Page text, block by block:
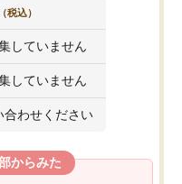
（税込）
していません
していません
合わせください
からみた